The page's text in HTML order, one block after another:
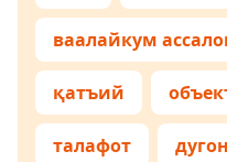
ваалайкум
қатъий
талафот